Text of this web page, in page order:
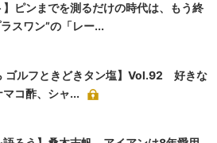
】ピンまでを測るだけの時代は、もう終
スワン”の「レー...
ゴルフときどきタン塩】Vol.92 好きな
マコ酢、シャ...